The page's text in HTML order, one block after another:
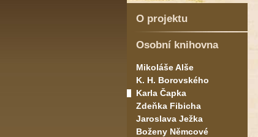
O projektu
Osobní knihovna
Mikoláše Alše
K. H. Borovského
Karla Čapka
Zdeňka Fibicha
Jaroslava Ježka
Boženy Němcové